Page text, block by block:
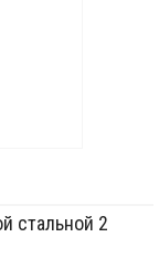
стальной 2